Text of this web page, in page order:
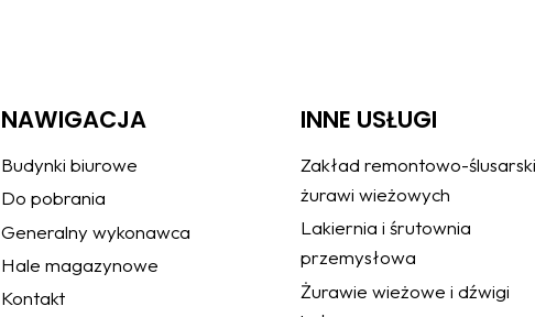
NAWIGACJA
Budynki biurowe
Do pobrania
Generalny wykonawca
Hale magazynowe
Kontakt
INNE USŁUGI
Zakład remontowo-ślusarski
żurawi wieżowych
Lakiernia i śrutownia
przemysłowa
Żurawie wieżowe i dźwigi